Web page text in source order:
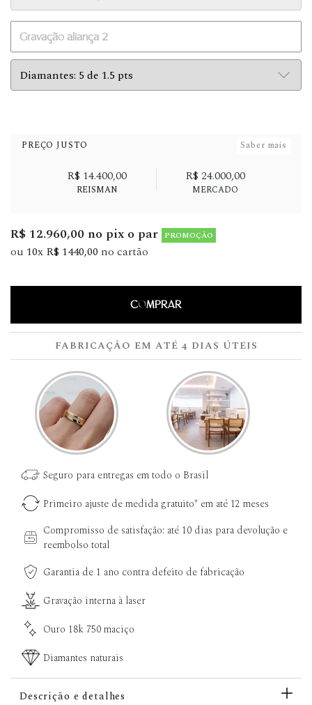
PREÇO JUSTO Saber mais
R$ 14.400,00
REISMAN
R$ 24.000,00
MERCADO
R$ 12.960,00 no pix o par PROMOÇÃO
ou 10x R$ 1440,00 no cartão
COMPRAR
FABRICAÇÃO EM ATÉ 4 DIAS ÚTEIS
Seguro para entregas em todo o Brasil
Primeiro ajuste de medida gratuito* em até 12 meses
Compromisso de satisfação: até 10 dias para devolução e
reembolso total
Garantia de 1 ano contra defeito de fabricação
Gravação interna à laser
Ouro 18k 750 maciço
Diamantes naturais
Descrição e detalhes